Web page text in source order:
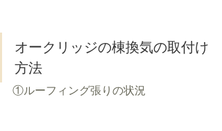
オークリッジの棟換気の取付け
方法
①ルーフィング張りの状況